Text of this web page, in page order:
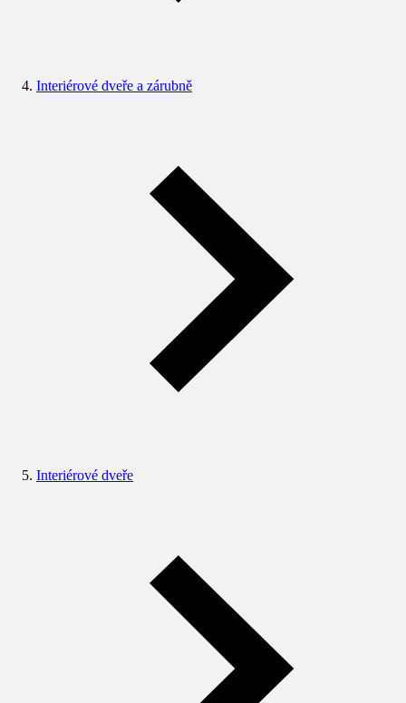
Interiérové dveře a zárubně
Interiérové dveře